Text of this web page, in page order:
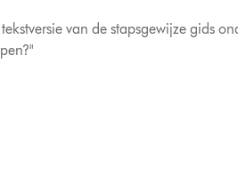
van de stapsgewijze gids